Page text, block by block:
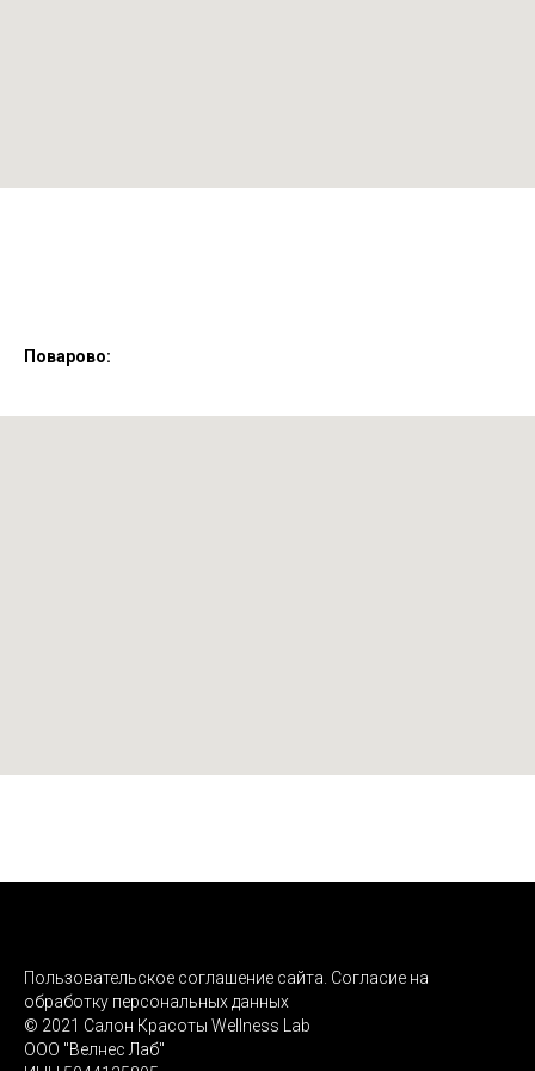
Поварово:
Пользовательское соглашение сайта. Согласие на
обработку персональных данных
© 2021 Салон Красоты Wellness Lab
ООО "Велнес Лаб"